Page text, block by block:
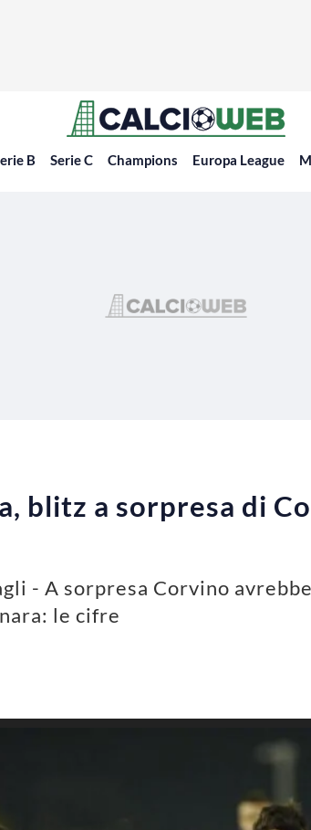
B Serie C Champions Europa League
blitz a sorpresa di
- A sorpresa Corvino
le cifre